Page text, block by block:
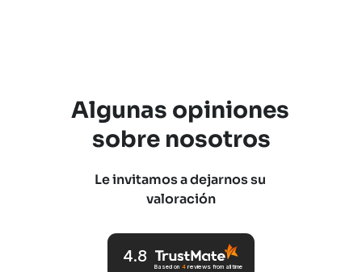
Algunas opiniones
sobre nosotros
Le invitamos a dejarnos su
valoración
4.8
Based on 4 reviewsfrom all time